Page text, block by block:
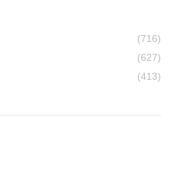
(716)
(627)
(413)